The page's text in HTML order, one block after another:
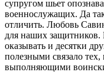
супругом шьет
военнослужащих. Да
отличить. Любовь
для наших
оказывать и десятки
полезными связало
выполняющими